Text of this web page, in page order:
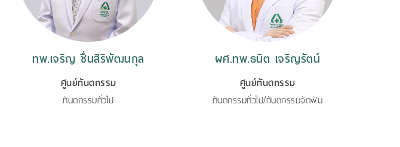
ทพ.เจริญ ชื่นสิริพัฒนกุล
ศูนย์ทันตกรรม
ทันตกรรมทั่วไป
ผศ.ทพ.ธนิต เจริญรัตน์
ศูนย์ทันตกรรม
ทันตกรรมทั่วไป/ทันตกรรมจัดฟัน